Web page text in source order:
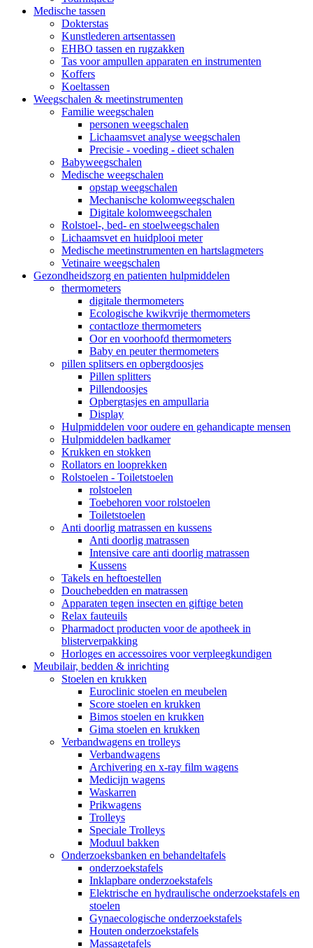
Medische tassen
Dokterstas
Kunstlederen artsentassen
EHBO tassen en rugzakken
Tas voor ampullen apparaten en instrumenten
Koffers
Koeltassen
Weegschalen & meetinstrumenten
Familie weegschalen
personen weegschalen
Lichaamsvet analyse weegschalen
Precisie - voeding - dieet schalen
Babyweegschalen
Medische weegschalen
opstap weegschalen
Mechanische kolomweegschalen
Digitale kolomweegschalen
Rolstoel-, bed- en stoelweegschalen
Lichaamsvet en huidplooi meter
Medische meetinstrumenten en hartslagmeters
Vetinaire weegschalen
Gezondheidszorg en patienten hulpmiddelen
thermometers
digitale thermometers
Ecologische kwikvrije thermometers
contactloze thermometers
Oor en voorhoofd thermometers
Baby en peuter thermometers
pillen splitsers en opbergdoosjes
Pillen splitters
Pillendoosjes
Opbergtasjes en ampullaria
Display
Hulpmiddelen voor oudere en gehandicapte mensen
Hulpmiddelen badkamer
Krukken en stokken
Rollators en looprekken
Rolstoelen - Toiletstoelen
rolstoelen
Toebehoren voor rolstoelen
Toiletstoelen
Anti doorlig matrassen en kussens
Anti doorlig matrassen
Intensive care anti doorlig matrassen
Kussens
Takels en heftoestellen
Douchebedden en matrassen
Apparaten tegen insecten en giftige beten
Relax fauteuils
Pharmadoct producten voor de apotheek in
blisterverpakking
Horloges en accessoires voor verpleegkundigen
Meubilair, bedden & inrichting
Stoelen en krukken
Euroclinic stoelen en meubelen
Score stoelen en krukken
Bimos stoelen en krukken
Gima stoelen en krukken
Verbandwagens en trolleys
Verbandwagens
Archivering en x-ray film wagens
Medicijn wagens
Waskarren
Prikwagens
Trolleys
Speciale Trolleys
Moduul bakken
Onderzoeksbanken en behandeltafels
onderzoekstafels
Inklapbare onderzoekstafels
Elektrische en hydraulische onderzoekstafels en
stoelen
Gynaecologische onderzoekstafels
Houten onderzoekstafels
Massagetafels